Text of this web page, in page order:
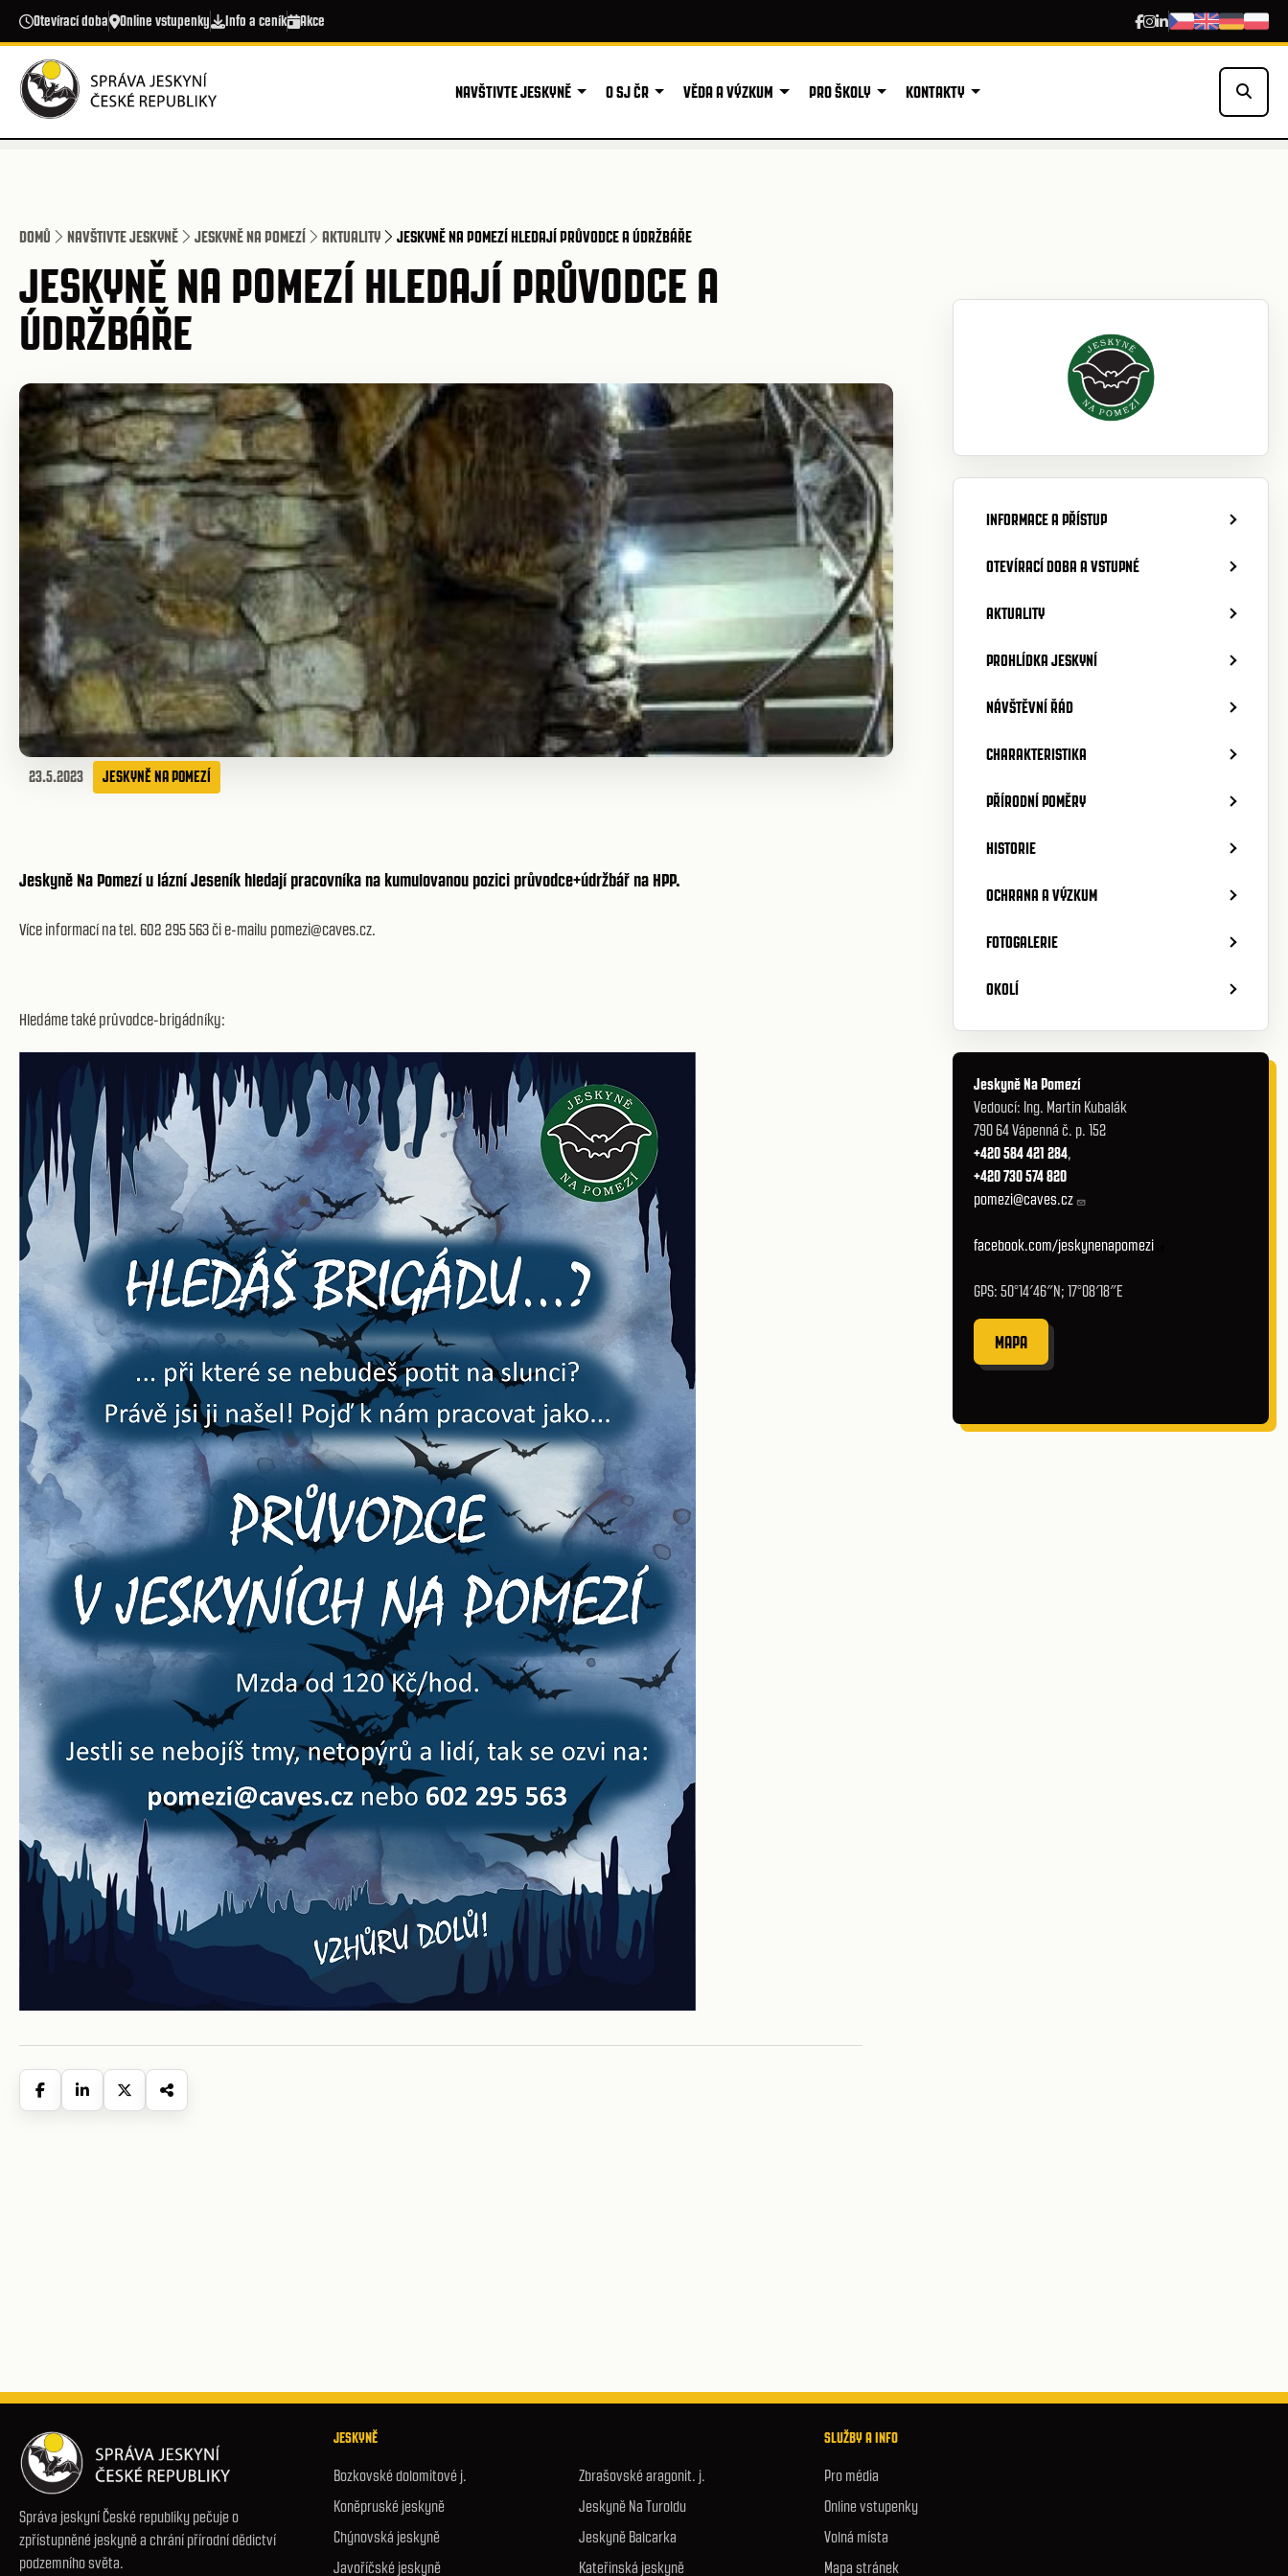
Přejít k hlavnímu obsahu
Otevírací doba Online vstupenky Info a ceník Akce
NAVŠTIVTE JESKYNĚ O SJ ČR VĚDA A VÝZKUM PRO ŠKOLY KONTAKTY
DOMŮ NAVŠTIVTE JESKYNĚ JESKYNĚ NA POMEZÍ AKTUALITY JESKYNĚ NA POMEZÍ HLEDAJÍ PRŮVODCE A ÚDRŽBÁŘE
JESKYNĚ NA POMEZÍ HLEDAJÍ PRŮVODCE A
ÚDRŽBÁŘE
23.5.2023 JESKYNĚ NA POMEZÍ
Jeskyně Na Pomezí u lázní Jeseník hledají pracovníka na kumulovanou pozici průvodce+údržbářna HPP.
Více informací na tel. 602 295 563 či e-mailu pomezi@caves.cz.
Hledáme také průvodce-brigádníky:
INFORMACE A PŘÍSTUP
OTEVÍRACÍ DOBA A VSTUPNÉ
AKTUALITY
PROHLÍDKA JESKYNÍ
NÁVŠTĚVNÍ ŘÁD
CHARAKTERISTIKA
PŘÍRODNÍ POMĚRY
HISTORIE
OCHRANA A VÝZKUM
FOTOGALERIE
OKOLÍ
Jeskyně Na Pomezí
Vedoucí: Ing. Martin Kubalák
790 64 Vápenná č. p. 152
+420 584 421 284,
+420 730 574 820
pomezi@caves.cz
facebook.com/jeskynenapomezi
GPS: 50°14′46″N; 17°08′18″E
MAPA
Správa jeskyní České republiky pečuje o
zpřístupněné jeskyně a chrání přírodní dědictví
podzemního světa.
JESKYNĚ
Bozkovské dolomitové j.
Koněpruské jeskyně
Chýnovská jeskyně
Javoříčské jeskyně
Zbrašovské aragonit. j.
Jeskyně Na Turoldu
Jeskyně Balcarka
Kateřinská jeskyně
SLUŽBY A INFO
Pro média
Online vstupenky
Volná místa
Mapa stránek